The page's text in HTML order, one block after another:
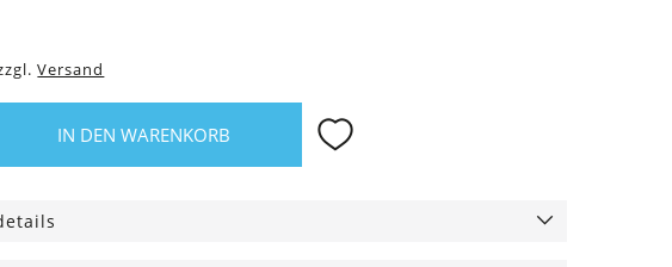
Versand
IN DEN WARENKORB